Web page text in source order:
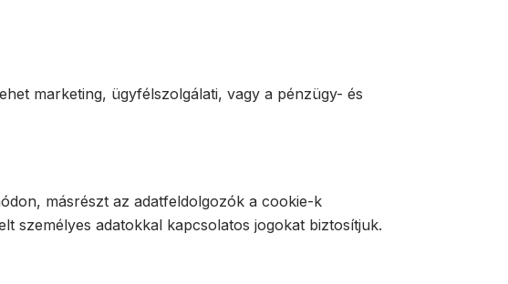
marketing, ügyfélszolgálati, vagy a pénzügy- és
másrészt az adatfeldolgozók a cookie-k
személyes adatokkal kapcsolatos jogokat biztosítjuk.